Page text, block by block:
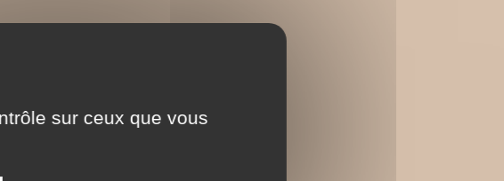
sur ceux que vous